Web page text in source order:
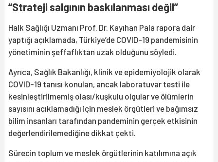
“Strateji salgının baskılanması değil”
Halk Sağlığı Uzmanı Prof. Dr. Kayıhan Pala rapora dair
yaptığı açıklamada, Türkiye’de COVID-19 pandemisinin
yönetiminin şeffaflıktan uzak olduğunu söyledi.
Ayrıca, Sağlık Bakanlığı, klinik ve epidemiyolojik olarak
COVID-19 tanısı konulan, ancak laboratuvar testi ile
kesinleştirilmemiş olası/kuşkulu olgular ve ölümlerin
sayısını açıklamadığı için meslek örgütleri ve bağımsız
bilim insanları tarafından pandeminin gerçek etkisinin
değerlendirilemediğine dikkat çekti.
Sürecin toplum ve meslek örgütlerinin katılımına açık